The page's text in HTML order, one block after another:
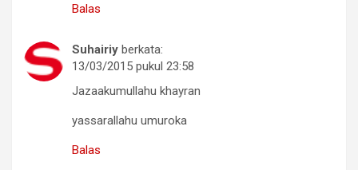
Balas
Suhairiy berkata:
13/03/2015 pukul 23:58
Jazaakumullahu khayran
yassarallahu umuroka
Balas